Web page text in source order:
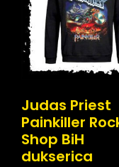
Judas Priest
Painkiller
Shop BiH
dukserica